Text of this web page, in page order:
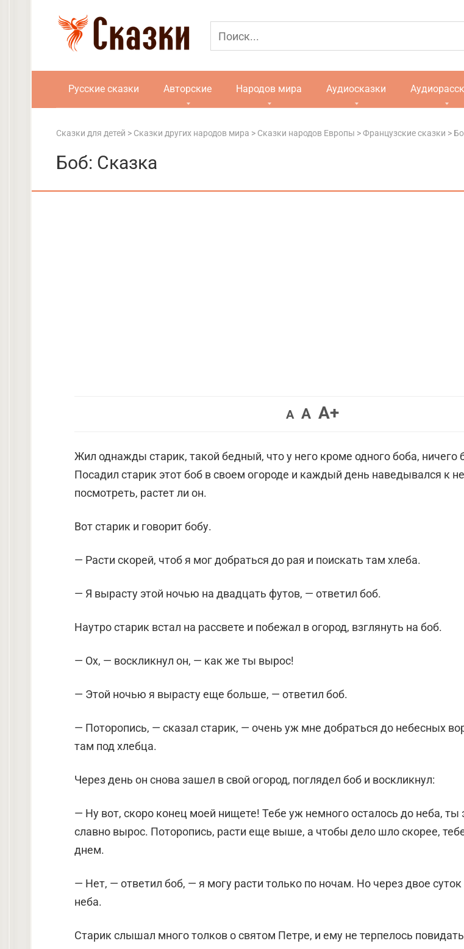
Русские сказки Авторские Народов мира Аудиосказки
Сказки для детей > Сказки других народов мира > Сказки народов Европы >Французские сказки >
Боб: Сказка
AУменьшить
AВернуть
A+Увеличить
Жил однажды старик, такой бедный, что у него кроме одного боба, ничего
Посадил старик этот боб в своем огороде и каждый день наведывался к
посмотреть, растет ли он.
Вот старик и говорит бобу.
— Расти скорей, чтоб я мог добраться до рая и поискать там хлеба.
— Я вырасту этой ночью на двадцать футов, — ответил боб.
Наутро старик встал на рассвете и побежал в огород, взглянуть на боб.
— Ох, — воскликнул он, — как же ты вырос!
— Этой ночью я вырасту еще больше, — ответил боб.
— Поторопись, — сказал старик, — очень уж мне добраться до небесных
там под хлебца.
Через день он снова зашел в свой огород, поглядел боб и воскликнул:
— Ну вот, скоро конец моей нищете! Тебе уж немного осталось до неба, ты
славно вырос. Поторопись, расти еще выше, а чтобы дело шло скорее,
днем.
— Нет, — ответил боб, — я могу расти только по ночам. Но через двое
неба.
Старик слышал много толков о святом Петре, и ему не терпелось